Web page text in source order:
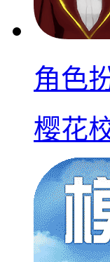
角色
樱花